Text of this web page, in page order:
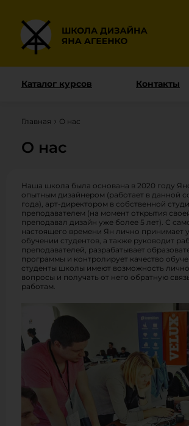
Каталог курсов Контакты
Главная О нас
О нас
Наша школа была основана в 2020 году
опытным дизайнером (работает в данной
года), арт-директором в собственной
преподавателем (на момент открытия
преподавал дизайн уже более 5 лет). С
настоящего времени Ян лично принимает
обучении студентов, а также руководит
преподавателей, разрабатывает
программы и контролирует качество
студенты школы имеют возможность лично
вопросы и получать от него обратную
работам.